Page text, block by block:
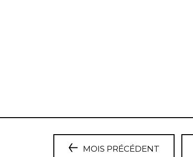
MOIS PRÉCÉDENT